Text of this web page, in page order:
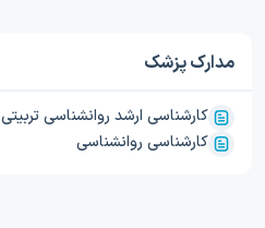
مدارک پزشک
کارشناسی ارشد روانشناسی تربیتی
کارشناسی روانشناسی